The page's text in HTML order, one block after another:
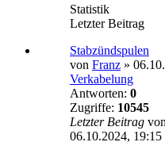
Statistik
Letzter Beitrag
Stabzündspulen
von Franz »
Verkabelung
Antworten: 0
Zugriffe: 10545
Letzter Beitrag von
06.10.2024, 19:15